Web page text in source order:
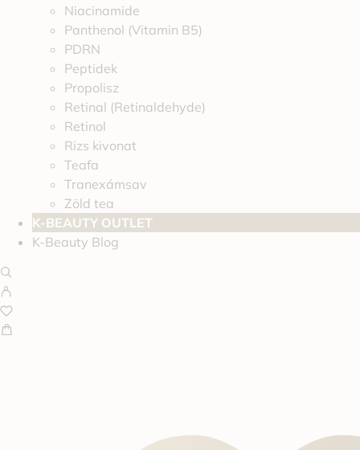
Niacinamide
Panthenol (Vitamin B5)
PDRN
Peptidek
Propolisz
Retinal (Retinaldehyde)
Retinol
Rizs kivonat
Teafa
Tranexámsav
Zöld tea
K-BEAUTY OUTLET
K-Beauty Blog